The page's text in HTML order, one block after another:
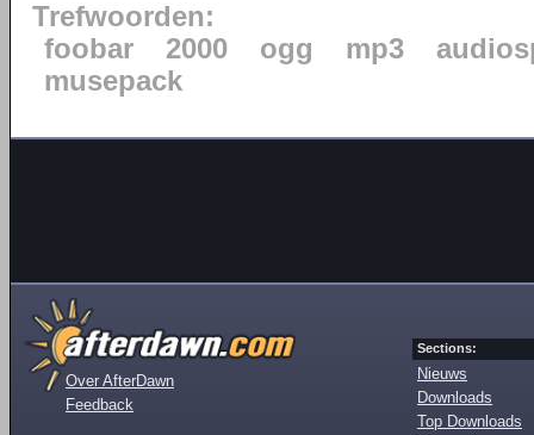
Trefwoorden:
foobar
2000 ogg mp3
musepack
Over AfterDawn
Feedback
Sections:
Nieuws
Downloads
Top Downloads